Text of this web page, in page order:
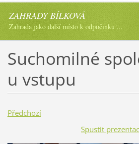
ZAHRADY BÍLKOVÁ
Zahrada jako další místo k odpočinku ...
Suchomilné
u vstupu
Předchozí
Spustit